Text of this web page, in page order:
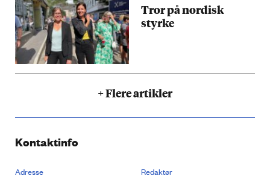
Tror på nordisk
styrke
+ Flere artikler
Kontaktinfo
Adresse
Redaktør